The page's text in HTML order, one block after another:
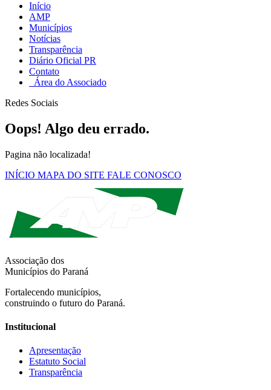
Início
AMP
Municípios
Notícias
Transparência
Diário Oficial PR
Contato
Área do Associado
Redes Sociais
Oops! Algo deu errado.
Pagina não localizada!
INÍCIO MAPA DO SITE FALE CONOSCO
Associação dos
Municípios do Paraná
Fortalecendo municípios,
construindo o futuro do Paraná.
Institucional
Apresentação
Estatuto Social
Transparência